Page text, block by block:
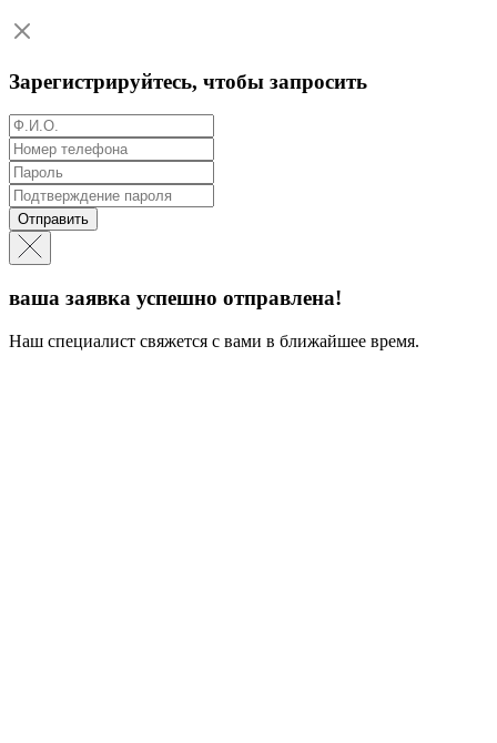
Зарегистрируйтесь, чтобы запросить
Отправить
ваша заявка успешно отправлена!
Наш специалист свяжется с вами в ближайшее время.